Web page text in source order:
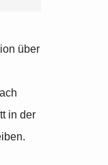
über
in der